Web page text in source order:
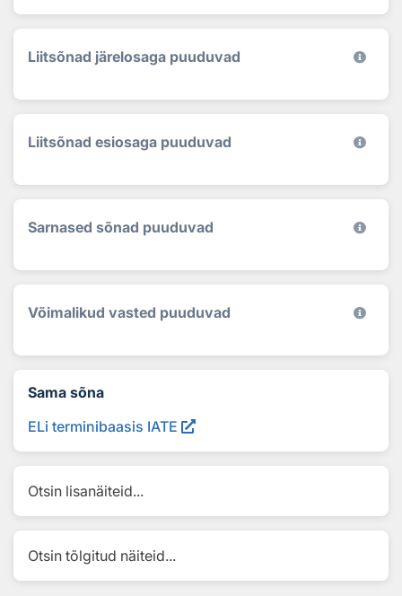
Liitsõnad järelosaga puuduvad
Liitsõnad esiosaga puuduvad
Sarnased sõnad puuduvad
Võimalikud vasted puuduvad
Sama sõna
ELi terminibaasis IATE
Otsin lisanäiteid...
Otsin tõlgitud näiteid...